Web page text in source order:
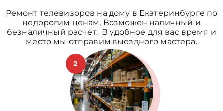
Ремонт телевизоров на дому в Екатеринбурге по
недорогим ценам. Возможен наличный и
безналичный расчет. В удобное для вас время и
место мы отправим выездного мастера.
2